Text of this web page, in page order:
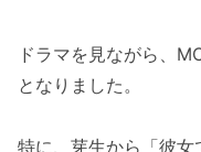
ドラマを見ながら、
となりました。
特に、芽生から「彼女